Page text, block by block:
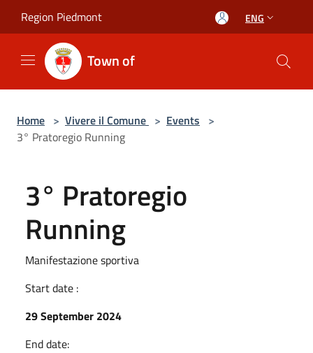
Region Piedmont ENG
Town of
Home > Vivere il Comune > Events >
3° Pratoregio Running
3° Pratoregio
Running
Manifestazione sportiva
Start date :
29 September 2024
End date: